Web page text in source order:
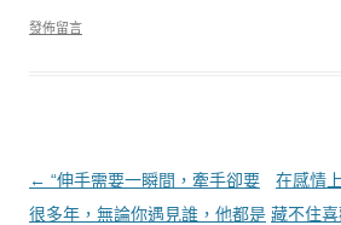
發佈留言
文章導覽
← “伸手需要一瞬間，牽手卻要
很多年，無論你遇見誰，他都是
在感情
藏不住